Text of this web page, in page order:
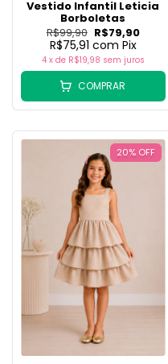
Vestido Infantil Leticia
Borboletas
R$99,90 R$79,90
R$75,91 com Pix
4 x de R$19,98 sem juros
COMPRAR
20% OFF